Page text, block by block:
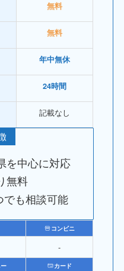
無料
無料
年中無休
24時間
記載なし
を中心に対応
無料
でも相談可能
コンビニ
‐
カード